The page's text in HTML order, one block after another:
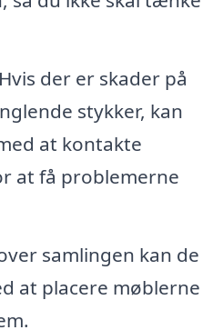
Hvis der er skader på
stykker, kan
at kontakte
at få problemerne
samlingen kan de
at placere møblerne